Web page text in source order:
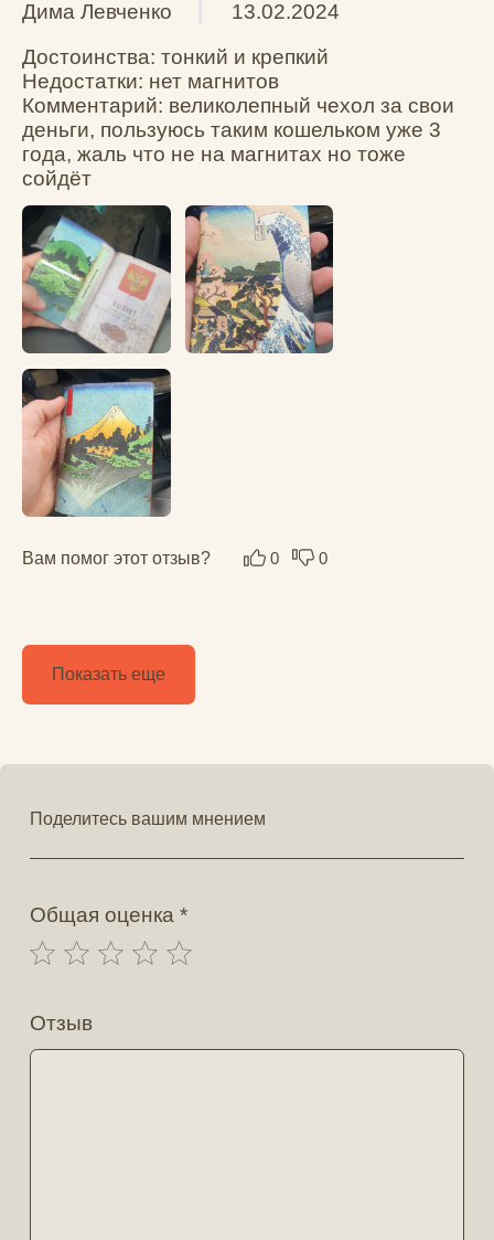
В корзину
* Принадлежит Мета (Meta Platforms) -
запрещенная в РФ организация
ОГРНИП: 310860314400048 / ИП Леонтьев А.К.